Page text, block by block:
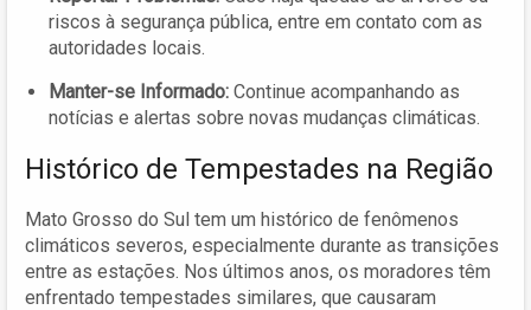
riscos à segurança pública, entre em contato com as
autoridades locais.
Manter-se Informado: Continue acompanhando as
notícias e alertas sobre novas mudanças climáticas.
Histórico de Tempestades na Região
Mato Grosso do Sul tem um histórico de fenômenos
climáticos severos, especialmente durante as transições
entre as estações. Nos últimos anos, os moradores têm
enfrentado tempestades similares, que causaram